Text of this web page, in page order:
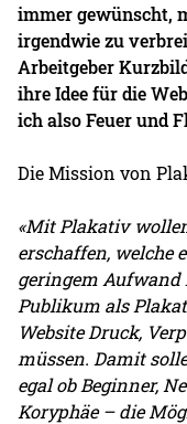
immer gewünscht,
irgendwie zu
Arbeitgeber
ihre Idee für die
ich also Feuer und
Die Mission von
«Mit Plakativ
erschaffen, welche
geringem Aufwand
Publikum als
Website Druck,
müssen. Damit
egal ob Beginner,
Koryphäe – die